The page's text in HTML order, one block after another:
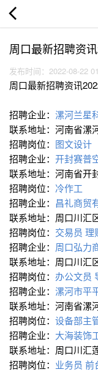
周口最新招聘资
发布时间：2022-08-22
周口最新招聘资讯
招聘企业： 漯河兰星
联系地址：河南省漯
招聘岗位： 图文设计
招聘企业： 开封赛普
联系地址：河南省开
招聘岗位： 冷作工
招聘企业： 昌礼商贸
联系地址：周口川汇
招聘岗位： 交易员 理
招聘企业： 周口弘力
联系地址：周口川汇
招聘岗位： 办公文员
招聘企业： 漯河市平
联系地址：河南省漯
招聘岗位： 设备部主
招聘企业： 大海装饰
联系地址：周口川汇
招聘岗位： 业务员 前